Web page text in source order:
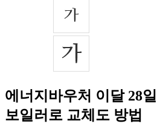
에너지바우처 이달 28
보일러로 교체도 방법